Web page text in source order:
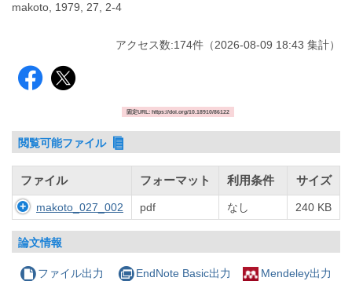
makoto, 1979, 27, 2-4
アクセス数:174件 （2026-08-09 18:43 集計）
固定URL: https://doi.org/10.18910/86122
閲覧可能ファイル
ファイル フォーマット 利用条件 サイズ
makoto_027_002 pdf なし 240 KB
論文情報
ファイル出力 EndNote Basic出力 Mendeley出力